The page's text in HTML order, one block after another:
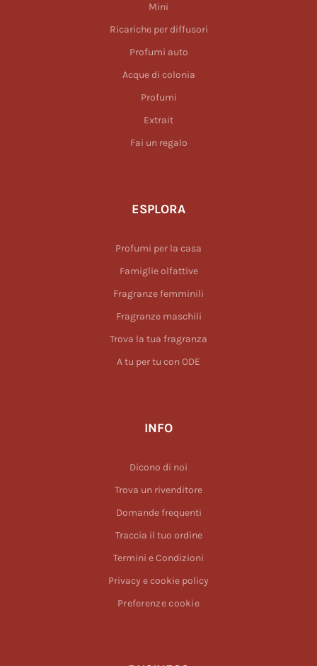
Mini
Ricariche per diffusori
Profumi auto
Acque di colonia
Profumi
Extrait
Fai un regalo
ESPLORA
Profumi per la casa
Famiglie olfattive
Fragranze femminili
Fragranze maschili
Trova la tua fragranza
A tu per tu con ODE
INFO
Dicono di noi
Trova un rivenditore
Domande frequenti
Traccia il tuo ordine
Termini e Condizioni
Privacy e cookie policy
Preferenze cookie